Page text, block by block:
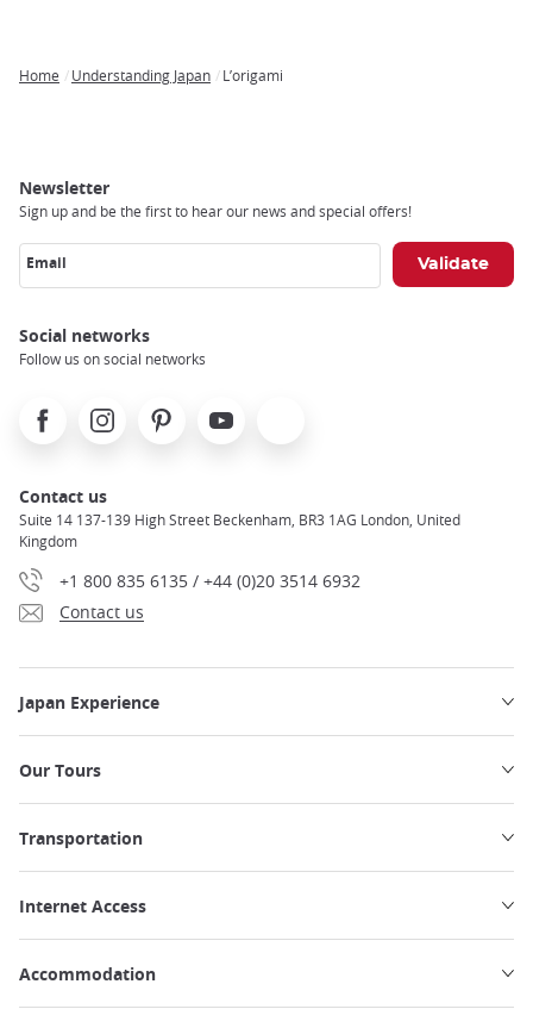
Home Understanding Japan L’origami
Newsletter
Sign up and be the first to hear our news and special offers!
Email
Social networks
Follow us on social networks
FacebookInstagramPinterest Youtube
Contact us
Suite 14 137-139 High Street Beckenham, BR3 1AG London, United
Kingdom
+1 800 835 6135 / +44 (0)20 3514 6932
Contact us
Japan Experience
Our Tours
Transportation
Internet Access
Accommodation